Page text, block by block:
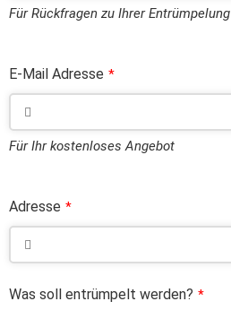
Für Rückfragen zu Ihrer Entrümpelung
E-Mail Adresse *
Für Ihr kostenloses Angebot
Adresse *
Was soll entrümpelt werden? *